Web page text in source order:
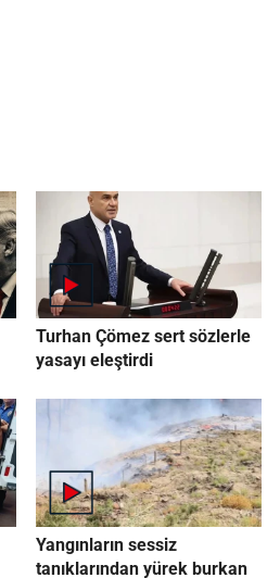
Turhan Çömez sert sözlerle
yasayı eleştirdi
Yangınların sessiz
tanıklarından yürek burkan